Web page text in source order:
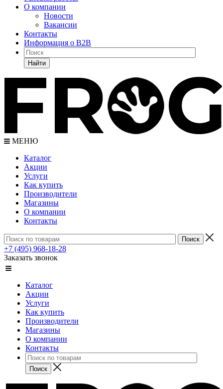
О компании
Новости
Вакансии
Контакты
Информация о B2B
Найти
МЕНЮ
Каталог
Акции
Услуги
Как купить
Производители
Магазины
О компании
Контакты
+7 (495) 968-18-28
Заказать звонок
Каталог
Акции
Услуги
Как купить
Производители
Магазины
О компании
Контакты